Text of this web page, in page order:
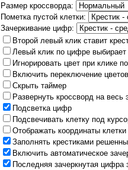
Размер кроссворда:
Пометка пустой клетки:
Зачеркивание цифр:
Второй левый клик ставит
Левый клик по цифре выбирает
Игнорировать цвет при клике
Включить переключение
Скрыть таймер
Развернуть кроссворд на
Подсветка цифр
Подсвечивать клетку под
Отображать координаты
Заполнять крестиками
Включить автоматическое
Последняя зачеркнутая цифра